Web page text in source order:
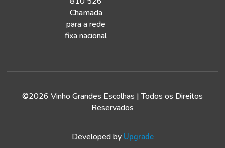
Chamada
para a rede
fixa nacional
©2026 Vinho Grandes Escolhas | Todos os Direitos
Reservados
Developed by Upgrade